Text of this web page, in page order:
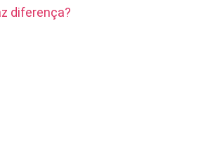
diferença?